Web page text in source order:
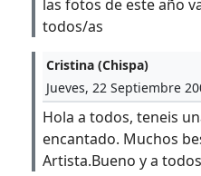
las fotos de este año
todos/as
Cristina (Chispa)
Jueves, 22 Septiembre
Hola a todos, teneis
encantado. Muchos
Artista.Bueno y a